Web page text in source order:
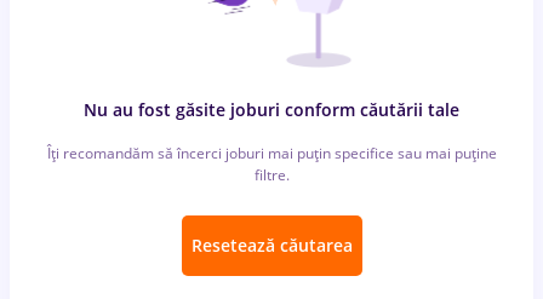
Nu au fost găsite joburi conform căutării tale
Îți recomandăm să încerci joburi mai puțin specifice sau mai puține
filtre.
Resetează căutarea